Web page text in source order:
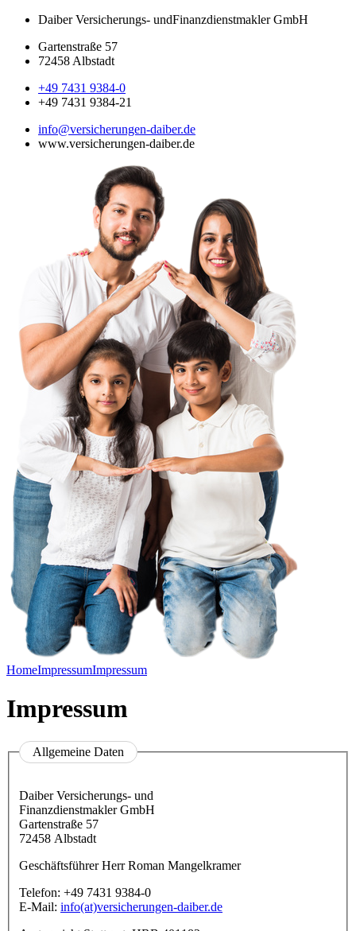
Daiber Versicherungs- undFinanzdienstmakler GmbH
Gartenstraße 57
72458 Albstadt
+49 7431 9384-0
+49 7431 9384-21
info@versicherungen-daiber.de
www.versicherungen-daiber.de
HomeImpressumImpressum
Impressum
Allgemeine Daten
Daiber Versicherungs- und
Finanzdienstmakler GmbH
Gartenstraße 57
72458 Albstadt
Geschäftsführer Herr Roman Mangelkramer
Telefon: +49 7431 9384-0
E-Mail: info(at)versicherungen-daiber.de